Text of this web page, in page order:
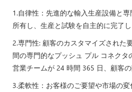
1.自律性：先進的な輸入生産設備と
所有し、生産と試験を自主的に完了し
2.専門性: 顧客のカスタマイズされた
間の専門的なプッシュ プル コネクタ
営業チームが 24 時間 365 日、顧客の
3.柔軟性：お客様のご要望や市場の